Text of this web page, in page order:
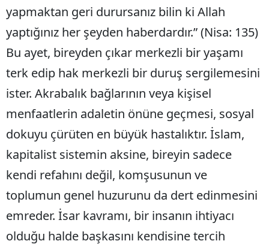
yapmaktan geri durursanız bilin ki Allah
yaptığınız her şeyden haberdardır.” (Nisa: 135)
Bu ayet, bireyden çıkar merkezli bir yaşamı
terk edip hak merkezli bir duruş sergilemesini
ister. Akrabalık bağlarının veya kişisel
menfaatlerin adaletin önüne geçmesi, sosyal
dokuyu çürüten en büyük hastalıktır. İslam,
kapitalist sistemin aksine, bireyin sadece
kendi refahını değil, komşusunun ve
toplumun genel huzurunu da dert edinmesini
emreder. İsar kavramı, bir insanın ihtiyacı
olduğu halde başkasını kendisine tercih